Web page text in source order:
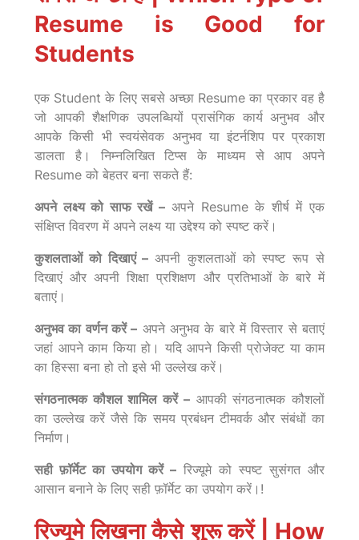
Resume is Good for
Students
एक Student के लिए सबसे अच्छा Resume का प्रकार वह है
जो आपकी शैक्षणिक उपलब्धियों प्रासंगिक कार्य अनुभव और
आपके किसी भी स्वयंसेवक अनुभव या इंटर्नशिप पर प्रकाश
डालता है। निम्नलिखित टिप्स के माध्यम से आप अपने
Resume को बेहतर बना सकते हैं:
अपने लक्ष्य को साफ रखें –अपने Resume के शीर्ष में एक
संक्षिप्त विवरण में अपने लक्ष्य या उद्देश्य को स्पष्ट करें।
कुशलताओं को दिखाएं –अपनी कुशलताओं को स्पष्ट रूप से
दिखाएं और अपनी शिक्षा प्रशिक्षण और प्रतिभाओं के बारे में
बताएं।
अनुभव का वर्णन करें – अपने अनुभव के बारे में विस्तार से बताएं
जहां आपने काम किया हो। यदि आपने किसी प्रोजेक्ट या काम
का हिस्सा बना हो तो इसे भी उल्लेख करें।
संगठनात्मक कौशल शामिल करें –आपकी संगठनात्मक कौशलों
का उल्लेख करें जैसे कि समय प्रबंधन टीमवर्क और संबंधों का
निर्माण।
सही फ़ॉर्मेट का उपयोग करें – रिज्यूमे को स्पष्ट सुसंगत और
आसान बनाने के लिए सही फ़ॉर्मेट का उपयोग करें।!
रिज्यूमे लिखना कैसे शुरू करें | How